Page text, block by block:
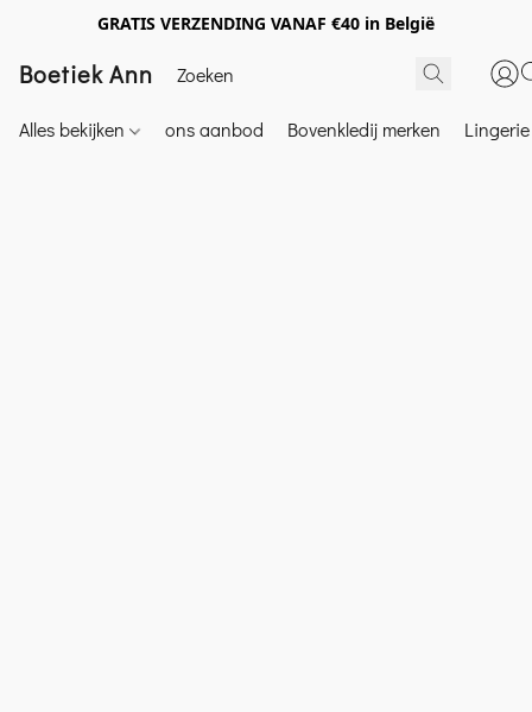
GRATIS VERZENDING VANAF €40 in België
Boetiek Ann
Alles bekijken ons aanbod Bovenkledij merken